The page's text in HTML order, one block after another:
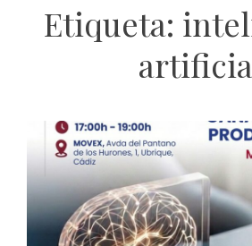
Etiqueta: